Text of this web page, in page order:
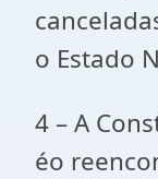
o Estado
4 – A
éo